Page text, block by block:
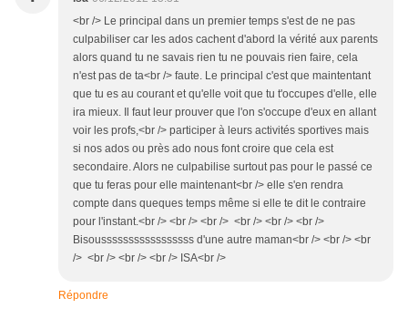
<br /> Le principal dans un premier temps s'est de ne pas
culpabiliser car les ados cachent d'abord la vérité aux parents
alors quand tu ne savais rien tu ne pouvais rien faire, cela
n'est pas de ta<br /> faute. Le principal c'est que maintentant
que tu es au courant et qu'elle voit que tu t'occupes d'elle, elle
ira mieux. Il faut leur prouver que l'on s'occupe d'eux en allant
voir les profs,<br /> participer à leurs activités sportives mais
si nos ados ou près ado nous font croire que cela est
secondaire. Alors ne culpabilise surtout pas pour le passé ce
que tu feras pour elle maintenant<br /> elle s'en rendra
compte dans queques temps même si elle te dit le contraire
pour l'instant.<br /> <br /> <br /> <br /> <br /> <br />
Bisousssssssssssssssss d'une autre maman<br /> <br /> <br
/> <br /> <br /> <br /> ISA<br />
Répondre